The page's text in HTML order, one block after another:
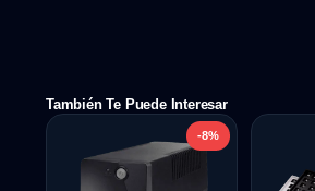
También Te Puede Interesar
-8%